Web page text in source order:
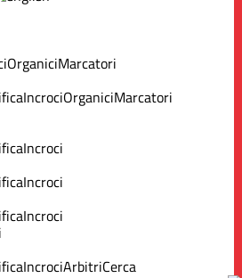
OrganiciMarcatori
IncrociOrganiciMarcatori
Incroci
Incroci
Incroci
IncrociArbitriCerca